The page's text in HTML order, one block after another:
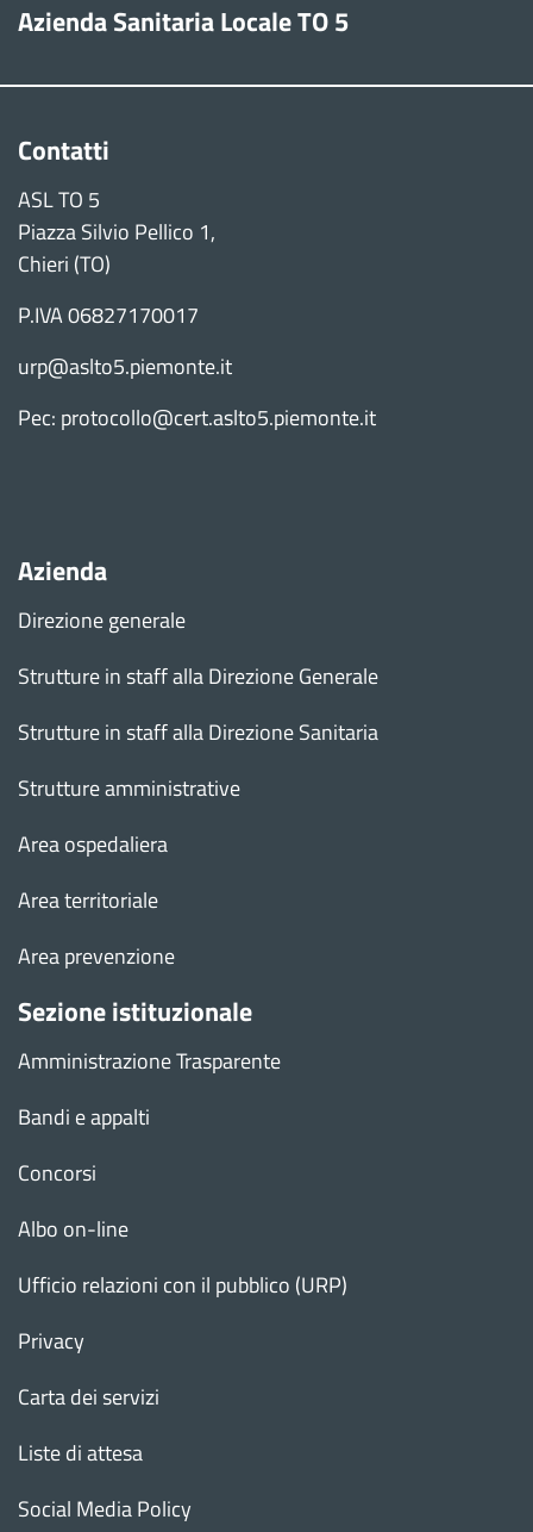
Azienda Sanitaria Locale TO 5
Contatti
ASL TO 5
Piazza Silvio Pellico 1,
Chieri (TO)
P.IVA 06827170017
urp@aslto5.piemonte.it
Pec: protocollo@cert.aslto5.piemonte.it
Azienda
Direzione generale
Strutture in staff alla Direzione Generale
Strutture in staff alla Direzione Sanitaria
Strutture amministrative
Area ospedaliera
Area territoriale
Area prevenzione
Sezione istituzionale
Amministrazione Trasparente
Bandi e appalti
Concorsi
Albo on-line
Ufficio relazioni con il pubblico (URP)
Privacy
Carta dei servizi
Liste di attesa
Social Media Policy